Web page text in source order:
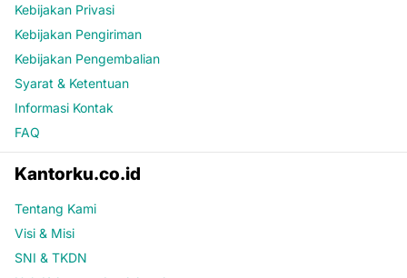
Kebijakan Privasi
Kebijakan Pengiriman
Kebijakan Pengembalian
Syarat & Ketentuan
Informasi Kontak
FAQ
Kantorku.co.id
Tentang Kami
Visi & Misi
SNI & TKDN